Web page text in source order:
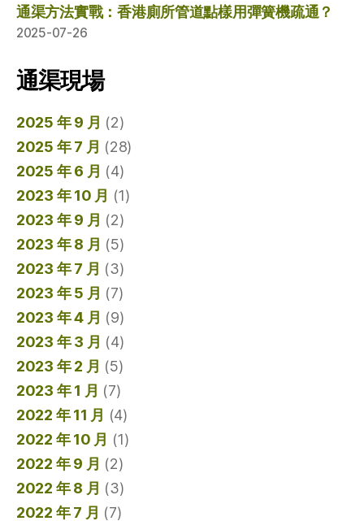
通渠方法實戰：香港廁所管道點樣用彈簧機疏通？
2025-07-26
通渠現場
2025 年 9 月 (2)
2025 年 7 月 (28)
2025 年 6 月 (4)
2023 年 10 月 (1)
2023 年 9 月 (2)
2023 年 8 月 (5)
2023 年 7 月 (3)
2023 年 5 月 (7)
2023 年 4 月 (9)
2023 年 3 月 (4)
2023 年 2 月 (5)
2023 年 1 月 (7)
2022 年 11 月 (4)
2022 年 10 月 (1)
2022 年 9 月 (2)
2022 年 8 月 (3)
2022 年 7 月 (7)